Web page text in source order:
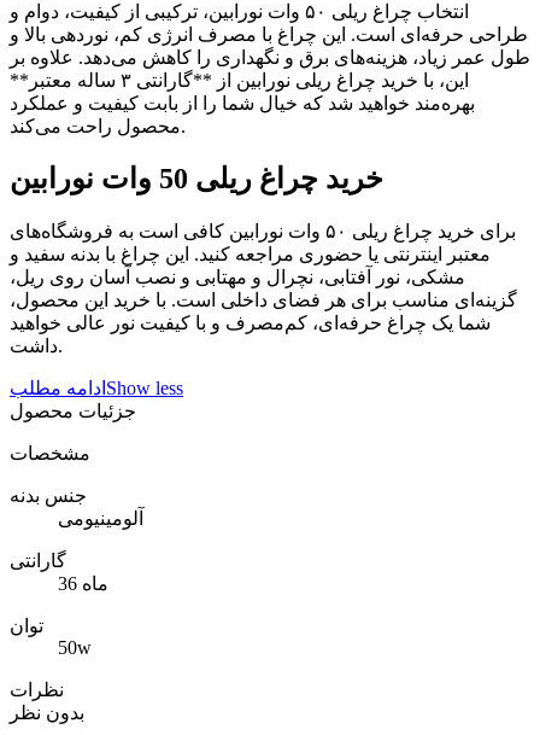
انتخاب چراغ ریلی ۵۰ وات نورابین، ترکیبی از کیفیت، دوام و
طراحی حرفه‌ای است. این چراغ با مصرف انرژی کم، نوردهی بالا و
طول عمر زیاد، هزینه‌های برق و نگهداری را کاهش می‌دهد. علاوه بر
این، با خرید چراغ ریلی نورابین از **گارانتی ۳ ساله معتبر**
بهره‌مند خواهید شد که خیال شما را از بابت کیفیت و عملکرد
محصول راحت می‌کند.
خرید چراغ ریلی 50 وات نورابین
برای خرید چراغ ریلی ۵۰ وات نورابین کافی است به فروشگاه‌های
معتبر اینترنتی یا حضوری مراجعه کنید. این چراغ با بدنه سفید و
مشکی، نور آفتابی، نچرال و مهتابی و نصب آسان روی ریل،
گزینه‌ای مناسب برای هر فضای داخلی است. با خرید این محصول،
شما یک چراغ حرفه‌ای، کم‌مصرف و با کیفیت نور عالی خواهید
داشت.
ادامه مطلب Show less
جزئیات محصول
مشخصات
جنس بدنه
آلومینیومی
گارانتی
36 ماه
توان
50w
نظرات
بدون نظر